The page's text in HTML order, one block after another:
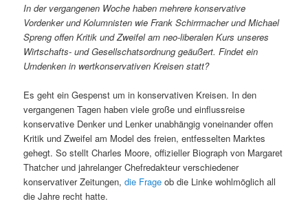
In der vergangenen Woche haben mehrere konservative
Vordenker und Kolumnisten wie Frank Schirrmacher und Michael
Spreng offen Kritik und Zweifel am neo-liberalen Kurs unseres
Wirtschafts- und Gesellschatsordnung geäußert. Findet ein
Umdenken in wertkonservativen Kreisen statt?
Es geht ein Gespenst um in konservativen Kreisen. In den
vergangenen Tagen haben viele große und einflussreise
konservative Denker und Lenker unabhängig voneinander offen
Kritik und Zweifel am Model des freien, entfesselten Marktes
gehegt. So stellt Charles Moore, offizieller Biograph von Margaret
Thatcher und jahrelanger Chefredakteur verschiedener
konservativer Zeitungen,die Frage ob die Linke wohlmöglich all
die Jahre recht hatte.